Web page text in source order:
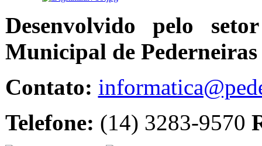
Desenvolvido pelo
Municipal de Pederneiras
Contato:
Telefone: (14) 3283-9570